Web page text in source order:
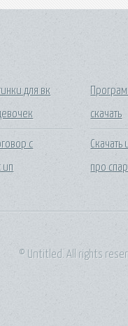
для вк
с
ип
скачать
Скачать
про
© Untitled. All rights